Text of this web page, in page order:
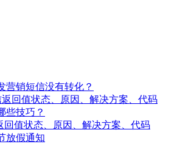
营销短信没有转化？
返回值状态、原因、解决方案、代码
些技巧？
回值状态、原因、解决方案、代码
放假通知